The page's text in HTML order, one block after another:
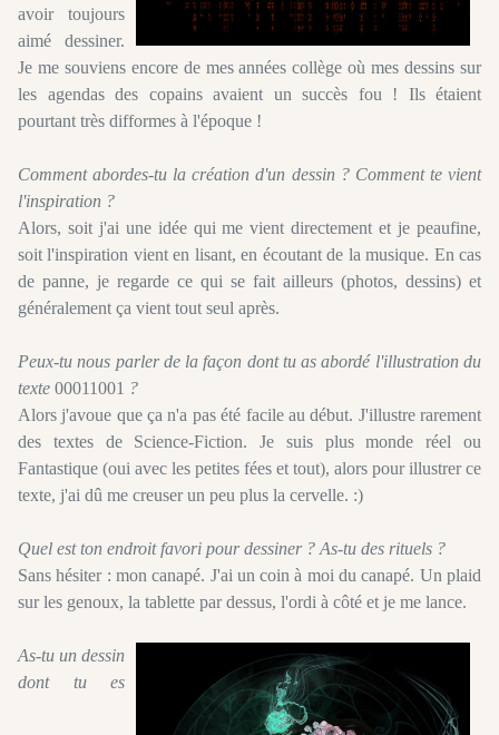
avoir toujours
aimé dessiner.
Je me souviens encore de mes années collège où mes dessins sur
les agendas des copains avaient un succès fou ! Ils étaient
pourtant très difformes à l'époque !
Comment abordes-tu la création d'un dessin ? Comment te vient
l'inspiration ?
Alors, soit j'ai une idée qui me vient directement et je peaufine,
soit l'inspiration vient en lisant, en écoutant de la musique. En cas
de panne, je regarde ce qui se fait ailleurs (photos, dessins) et
généralement ça vient tout seul après.
Peux-tu nous parler de la façon dont tu as abordé l'illustration du
texte 00011001 ?
Alors j'avoue que ça n'a pas été facile au début. J'illustre rarement
des textes de Science-Fiction. Je suis plus monde réel ou
Fantastique (oui avec les petites fées et tout), alors pour illustrer ce
texte, j'ai dû me creuser un peu plus la cervelle. :)
Quel est ton endroit favori pour dessiner ? As-tu des rituels ?
Sans hésiter : mon canapé. J'ai un coin à moi du canapé. Un plaid
sur les genoux, la tablette par dessus, l'ordi à côté et je me lance.
As-tu un dessin
dont tu es